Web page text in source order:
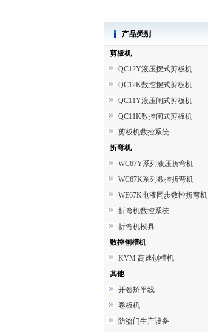
产品类别
剪板机
QC12Y液压摆式剪板机
QC12K数控摆式剪板机
QC11Y液压闸式剪板机
QC11K数控闸式剪板机
剪板机数控系统
折弯机
WC67Y系列液压折弯机
WC67K系列数控折弯机
WE67K电液同步数控折弯机
折弯机数控系统
折弯机模具
数控刨槽机
KVM 高速刨槽机
其他
开卷矫平线
卷板机
防盗门生产设备